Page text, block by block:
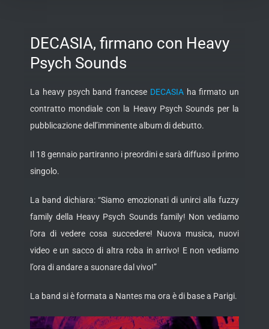
DECASIA, firmano con Heavy
Psych Sounds
La heavy psych band francese DECASIAha firmato un
contratto mondiale con la Heavy Psych Sounds per la
pubblicazione dell’imminente album di debutto.
Il 18 gennaio partiranno i preordini e sarà diffuso il primo
singolo.
La band dichiara: “Siamo emozionati di unirci alla fuzzy
family della Heavy Psych Sounds family! Non vediamo
l’ora di vedere cosa succedere! Nuova musica, nuovi
video e un sacco di altra roba in arrivo! E non vediamo
l’ora di andare a suonare dal vivo!”
La band si è formata a Nantes ma ora è di base a Parigi.